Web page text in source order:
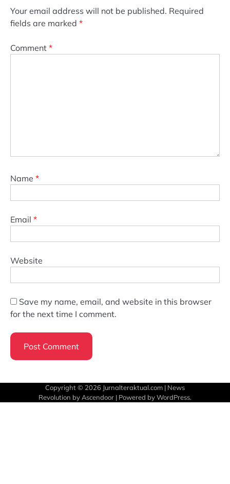
Your email address will not be published. Required
fields are marked *
Comment *
Name *
Email *
Website
Save my name, email, and website in this browser
for the next time I comment.
Copyright © 2026 Jurnalteraktual.com | News
Revolution byAscendoor | Powered byWordPress.